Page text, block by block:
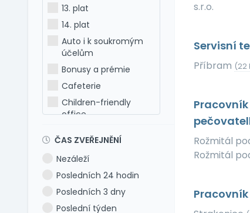
Holandština
Italština
Japonština
Latina
Litevština
Lotyšština
Maďarština
Makedonština
Polština
Portugalština
Rumunština
13. plat
14. plat
Auto i k soukromým
účelům
Bonusy a prémie
Cafeterie
Children-friendly
office
Dovolená 6 týdnů
Dovolená navíc
Firemní akce
ČAS ZVEŘEJNĚNÍ
Nezáleží
Posledních 24 hodin
Posledních 3 dny
Poslední týden
s.r.o.
Servisní
Příbram (22
Rožmitál
Rožmitál